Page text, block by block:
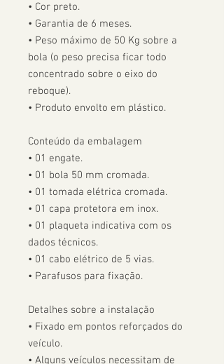
• Cor preto.
• Garantia de 6 meses.
• Peso máximo de 50 Kg sobre a
bola (o peso precisa ficar todo
concentrado sobre o eixo do
reboque).
• Produto envolto em plástico.
Conteúdo da embalagem
• 01 engate.
• 01 bola 50 mm cromada.
• 01 tomada elétrica cromada.
• 01 capa protetora em inox.
• 01 plaqueta indicativa com os
dados técnicos.
• 01 cabo elétrico de 5 vias.
• Parafusos para fixação.
Detalhes sobre a instalação
• Fixado em pontos reforçados do
veículo.
• Alguns veículos necessitam de